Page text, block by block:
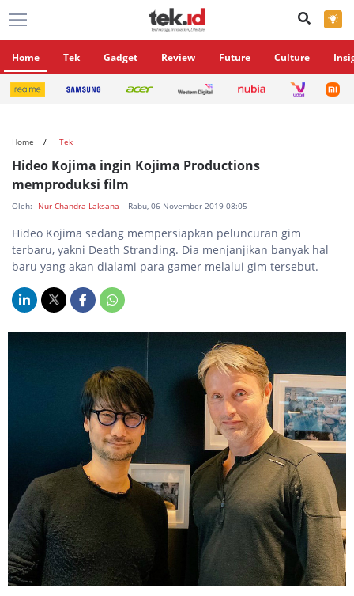
×
Home Tek Gadget Review Future Culture
Home Tek
Hideo Kojima ingin Kojima Productions
memproduksi film
Oleh: Nur Chandra Laksana - Rabu, 06 November 2019 08:05
Hideo Kojima sedang mempersiapkan peluncuran gim
terbaru, yakni Death Stranding. Dia menjanjikan banyak hal
baru yang akan dialami para gamer melalui gim tersebut.